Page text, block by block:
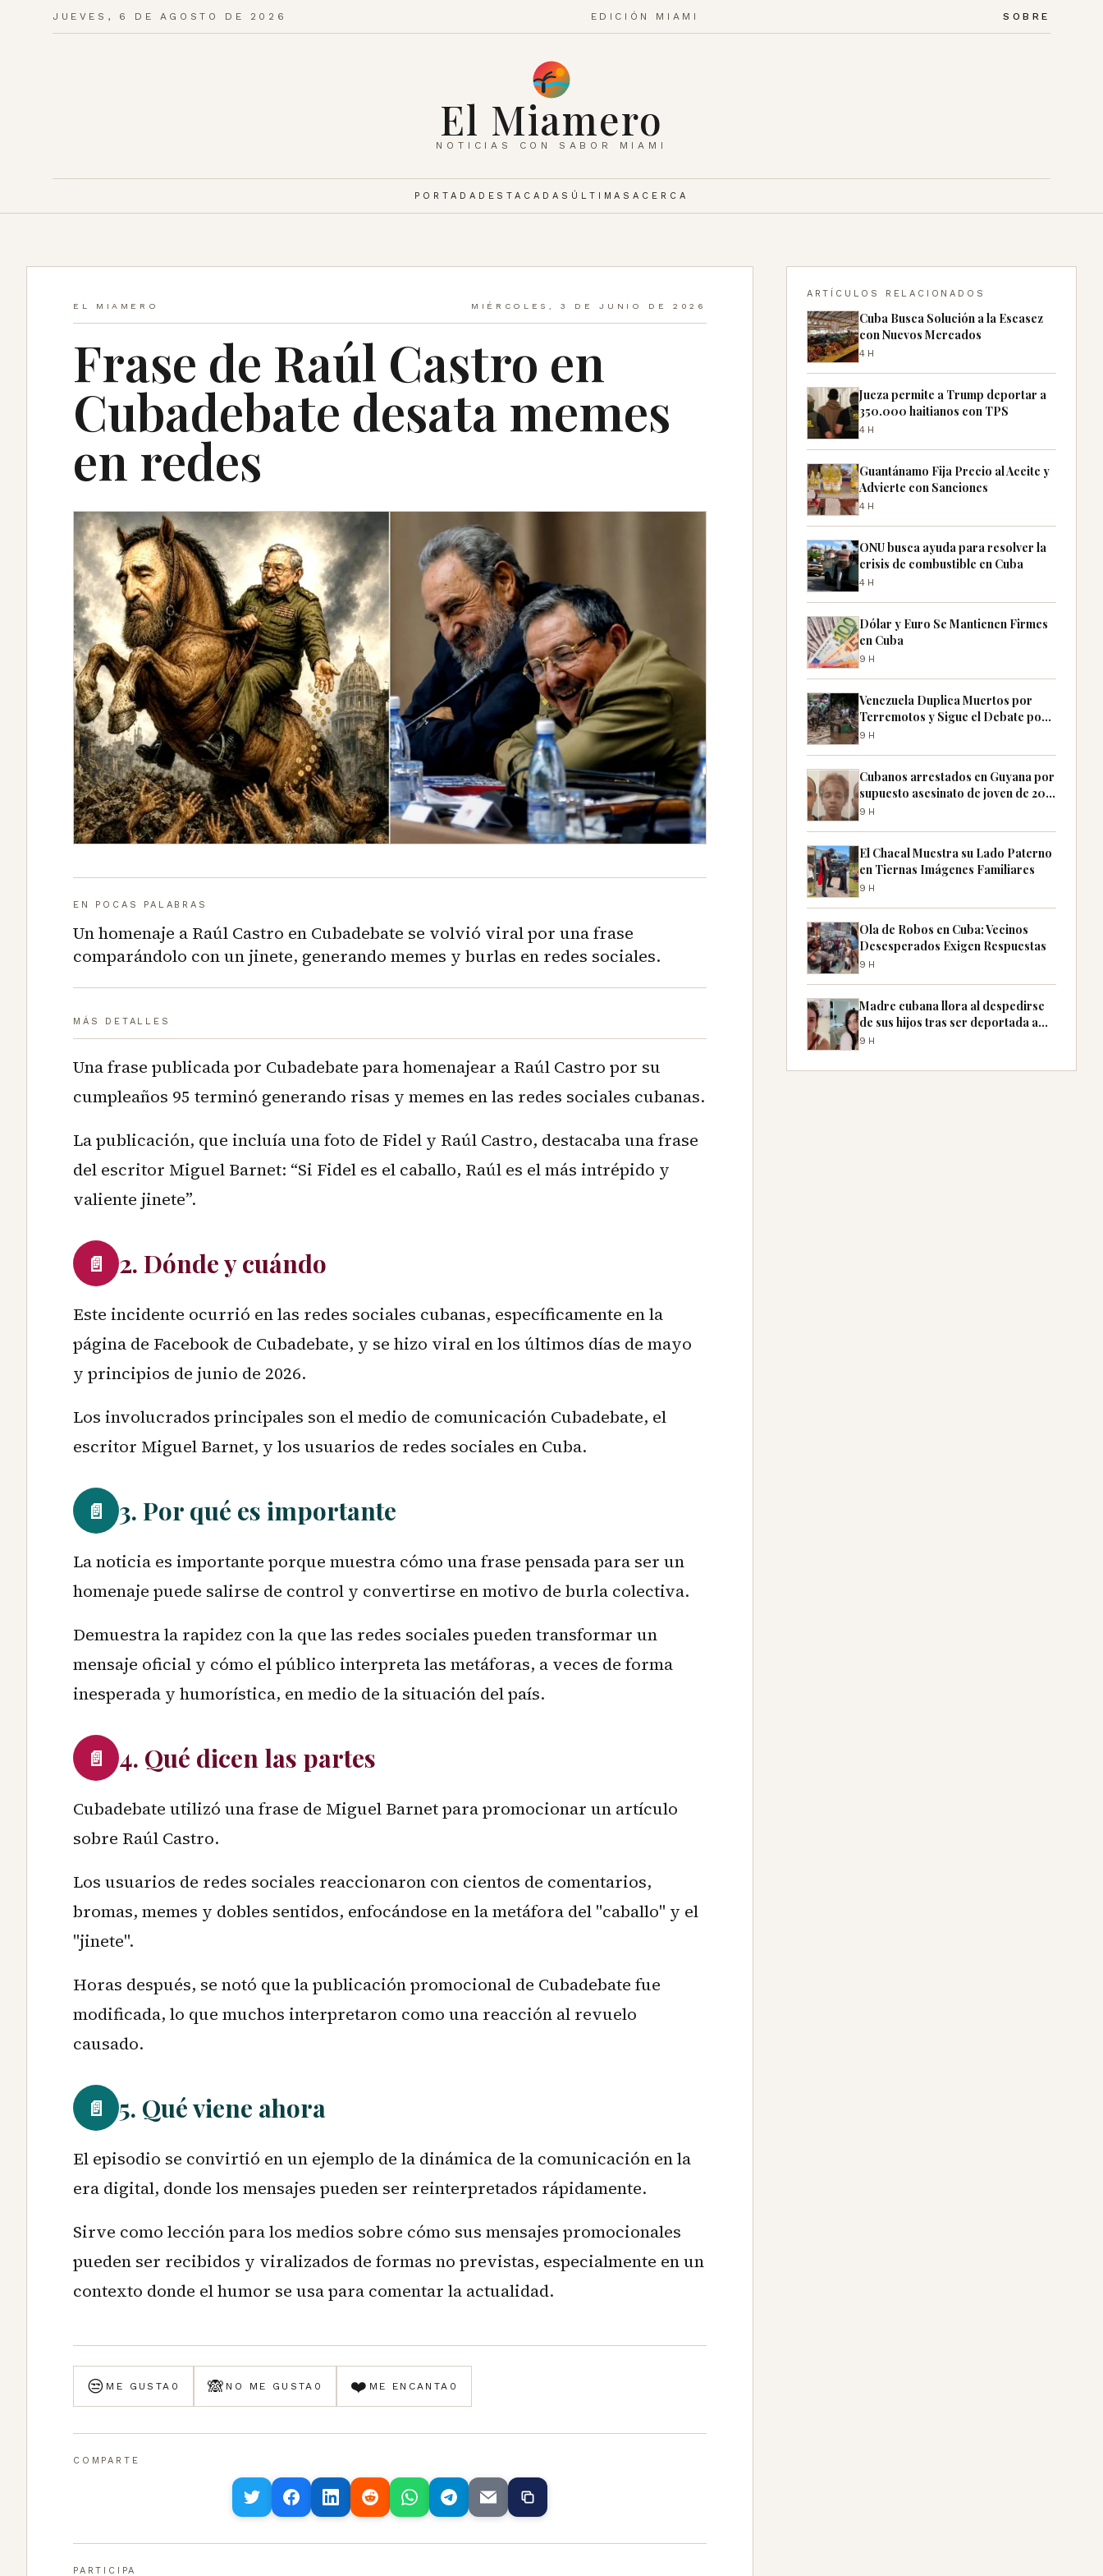
JUEVES, 6 DE AGOSTO DE 2026 EDICIÓN MIAMI SOBRE
El Miamero
NOTICIAS CON SABOR MIAMI
PORTADA DESTACADAS ÚLTIMASACERCA
EL MIAMERO MIÉRCOLES, 3 DE JUNIO DE 2026
Frase de Raúl Castro en
Cubadebate desata memes
en redes
EN POCAS PALABRAS
Un homenaje a Raúl Castro en Cubadebate se volvió viral por una frase
comparándolo con un jinete, generando memes y burlas en redes sociales.
MÁS DETALLES
Una frase publicada por Cubadebate para homenajear a Raúl Castro por su
cumpleaños 95 terminó generando risas y memes en las redes sociales cubanas.
La publicación, que incluía una foto de Fidel y Raúl Castro, destacaba una frase
del escritor Miguel Barnet: “Si Fidel es el caballo, Raúl es el más intrépido y
valiente jinete”.
📄 2. Dónde y cuándo
Este incidente ocurrió en las redes sociales cubanas, específicamente en la
página de Facebook de Cubadebate, y se hizo viral en los últimos días de mayo
y principios de junio de 2026.
Los involucrados principales son el medio de comunicación Cubadebate, el
escritor Miguel Barnet, y los usuarios de redes sociales en Cuba.
📄 3. Por qué es importante
La noticia es importante porque muestra cómo una frase pensada para ser un
homenaje puede salirse de control y convertirse en motivo de burla colectiva.
Demuestra la rapidez con la que las redes sociales pueden transformar un
mensaje oficial y cómo el público interpreta las metáforas, a veces de forma
inesperada y humorística, en medio de la situación del país.
📄 4. Qué dicen las partes
Cubadebate utilizó una frase de Miguel Barnet para promocionar un artículo
sobre Raúl Castro.
Los usuarios de redes sociales reaccionaron con cientos de comentarios,
bromas, memes y dobles sentidos, enfocándose en la metáfora del "caballo" y el
"jinete".
Horas después, se notó que la publicación promocional de Cubadebate fue
modificada, lo que muchos interpretaron como una reacción al revuelo
causado.
📄 5. Qué viene ahora
El episodio se convirtió en un ejemplo de la dinámica de la comunicación en la
era digital, donde los mensajes pueden ser reinterpretados rápidamente.
Sirve como lección para los medios sobre cómo sus mensajes promocionales
pueden ser recibidos y viralizados de formas no previstas, especialmente en un
contexto donde el humor se usa para comentar la actualidad.
😒 ME GUSTA 0 🙈 NO ME GUSTA 0 ❤️ ME ENCANTA 0
COMPARTE
PARTICIPA
ARTÍCULOS RELACIONADOS
Cuba Busca Solución a la Escasez
con Nuevos Mercados
4H
Jueza permite a Trump deportar a
350.000 haitianos con TPS
4H
Guantánamo Fija Precio al Aceite y
Advierte con Sanciones
4H
ONU busca ayuda para resolver la
crisis de combustible en Cuba
4H
Dólar y Euro Se Mantienen Firmes
en Cuba
9H
Venezuela Duplica Muertos por
Terremotos y Sigue el Debate por
Desaparecidos
9H
Cubanos arrestados en Guyana por
supuesto asesinato de joven de 20
años
9H
El Chacal Muestra su Lado Paterno
en Tiernas Imágenes Familiares
9H
Ola de Robos en Cuba: Vecinos
Desesperados Exigen Respuestas
9H
Madre cubana llora al despedirse
de sus hijos tras ser deportada a
México
9H